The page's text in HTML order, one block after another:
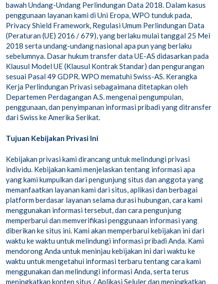
bawah Undang-Undang Perlindungan Data 2018. Dalam kasus
penggunaan layanan kami di Uni Eropa, WPO tunduk pada,
Privacy Shield Framework, Regulasi Umum Perlindungan Data
(Peraturan (UE) 2016 / 679), yang berlaku mulai tanggal 25 Mei
2018 serta undang-undang nasional apa pun yang berlaku
sebelumnya. Dasar hukum transfer data UE-AS didasarkan pada
Klausul Model UE (Klausul Kontrak Standar) dan pengurangan
sesuai Pasal 49 GDPR. WPO mematuhi Swiss-AS. Kerangka
Kerja Perlindungan Privasi sebagaimana ditetapkan oleh
Departemen Perdagangan A.S. mengenai pengumpulan,
penggunaan, dan penyimpanan informasi pribadi yang ditransfer
dari Swiss ke Amerika Serikat.
Tujuan Kebijakan Privasi Ini
Kebijakan privasi kami dirancang untuk melindungi privasi
individu. Kebijakan kami menjelaskan tentang informasi apa
yang kami kumpulkan dari pengunjung situs dan anggota yang
memanfaatkan layanan kami dari situs, aplikasi dan berbagai
platform berdasar layanan selama durasi hubungan, cara kami
menggunakan informasi tersebut, dan cara pengunjung
memperbarui dan memverifikasi penggunaan informasi yang
diberikan ke situs ini. Kami akan memperbarui kebijakan ini dari
waktu ke waktu untuk melindungi informasi pribadi Anda. Kami
mendorong Anda untuk meninjau kebijakan ini dari waktu ke
waktu untuk mengetahui informasi terbaru tentang cara kami
menggunakan dan melindungi informasi Anda, serta terus
meningkatkan konten situs / Aplikasi Seluler dan meningkatkan